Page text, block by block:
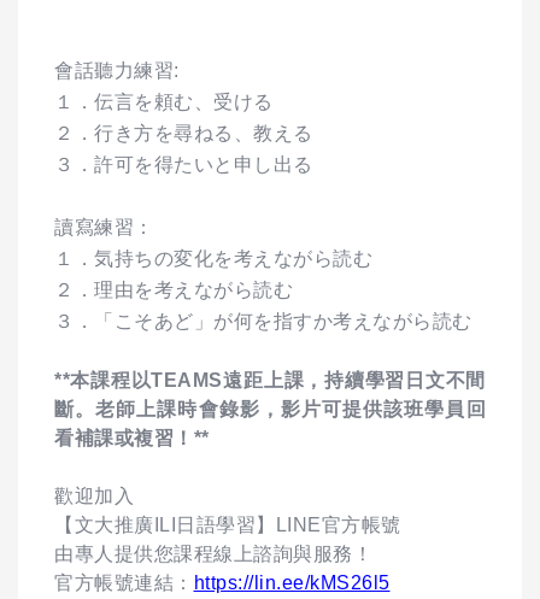
會話聽力練習:
１．伝言を頼む、受ける
２．行き方を尋ねる、教える
３．許可を得たいと申し出る
讀寫練習：
１．気持ちの変化を考えながら読む
２．理由を考えながら読む
３．「こそあど」が何を指すか考えながら読む
**本課程以TEAMS遠距上課，持續學習日文不間
斷。老師上課時會錄影，影片可提供該班學員回
看補課或複習！**
歡迎加入
【文大推廣ILI日語學習】LINE官方帳號
由專人提供您課程線上諮詢與服務！
官方帳號連結： https://lin.ee/kMS26l5